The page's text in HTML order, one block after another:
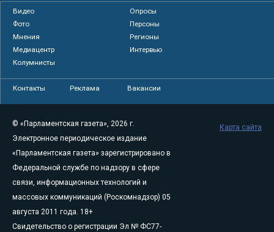
Видео
Опросы
Фото
Персоны
Мнения
Регионы
Медиацентр
Интервью
Колумнисты
Контакты Реклама Вакансии
© «Парламентская газета», 2026 г.
Электронное периодическое издание
«Парламентская газета» зарегистрировано в
Федеральной службе по надзору в сфере
связи, информационных технологий и
массовых коммуникаций (Роскомнадзор) 05
августа 2011 года. 18+
Свидетельство о регистрации Эл № ФС77-
Карта сайта